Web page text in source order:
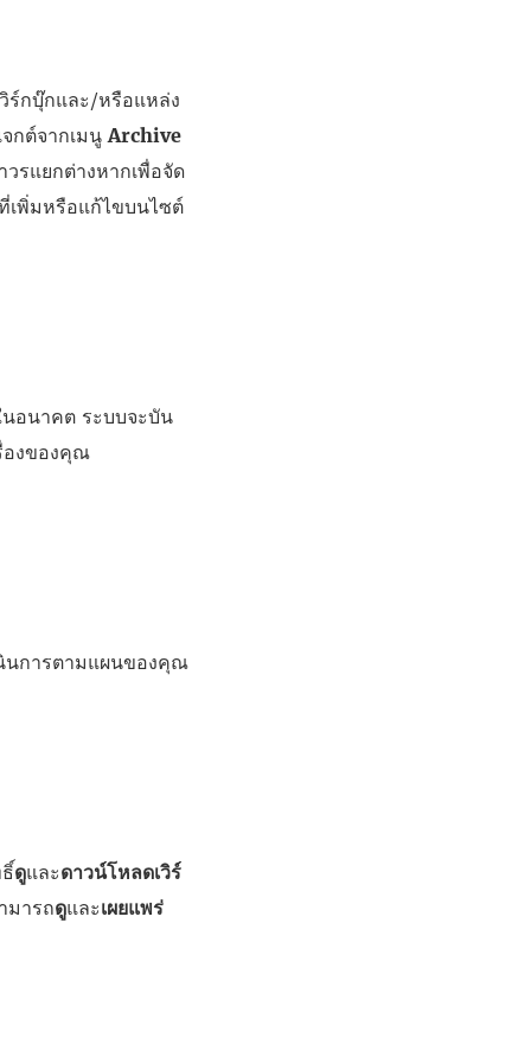
ร์กบุ๊กและ/หรือแหล่ง
จกต์จากเมนูArchive
วรแยกต่างหากเพื่อจัด
เพิ่มหรือแก้ไขบนไซต์
อนาคต ระบบจะบัน
องของคุณ
นการตามแผนของคุณ
ดูและดาวน์โหลดเวิร์
มารถดูและเผยแพร่